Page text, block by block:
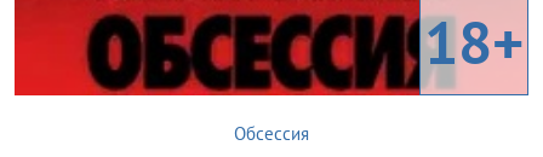
18+
Обсессия